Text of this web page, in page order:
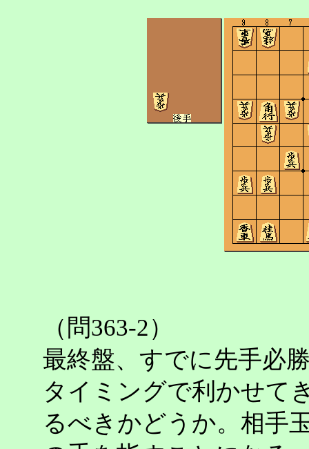
（問363-2）
最終盤、すでに先手必
タイミングで利かせて
るべきかどうか。相手